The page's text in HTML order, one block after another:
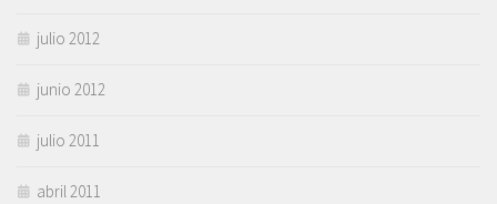
julio 2012
junio 2012
julio 2011
abril 2011